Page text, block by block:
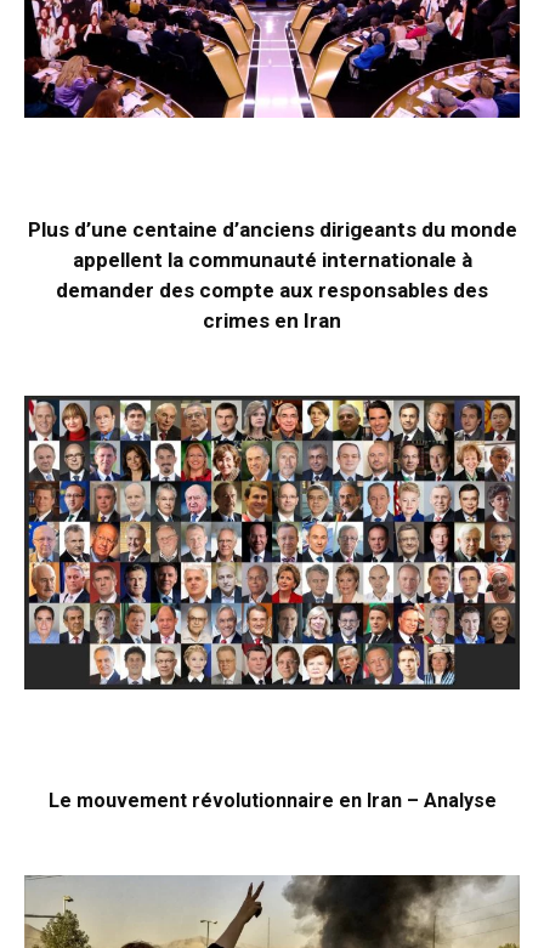
Plus d’une centaine d’anciens dirigeants du monde
appellent la communauté internationale à
demander des compte aux responsables des
crimes en Iran
Le mouvement révolutionnaire en Iran – Analyse